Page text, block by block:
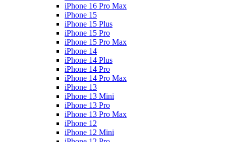
iPhone 16 Pro Max
iPhone 15
iPhone 15 Plus
iPhone 15 Pro
iPhone 15 Pro Max
iPhone 14
iPhone 14 Plus
iPhone 14 Pro
iPhone 14 Pro Max
iPhone 13
iPhone 13 Mini
iPhone 13 Pro
iPhone 13 Pro Max
iPhone 12
iPhone 12 Mini